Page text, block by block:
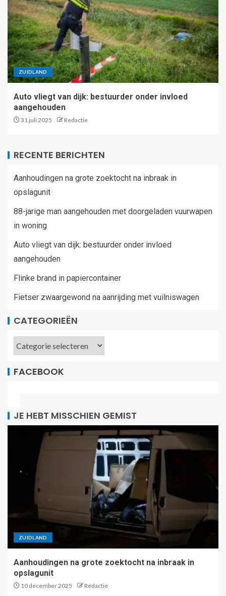
ZUIDLAND
Auto vliegt van dijk: bestuurder onder invloed
aangehouden
31 juli 2025 Redactie
RECENTE BERICHTEN
Aanhoudingen na grote zoektocht na inbraak in
opslagunit
88-jarige man aangehouden met doorgeladen vuurwapen
in woning
Auto vliegt van dijk: bestuurder onder invloed
aangehouden
Flinke brand in papiercontainer
Fietser zwaargewond na aanrijding met vuilniswagen
CATEGORIEËN
FACEBOOK
JE HEBT MISSCHIEN GEMIST
ZUIDLAND
Aanhoudingen na grote zoektocht na inbraak in
opslagunit
10 december 2025 Redactie